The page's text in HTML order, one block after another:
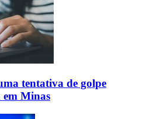
tentativa de golpe
Minas